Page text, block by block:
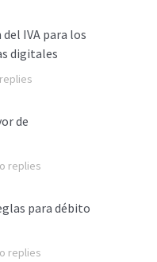
IVA para los
digitales
de
replies
para débito
replies